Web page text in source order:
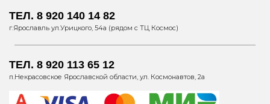
ТЕЛ. 8 920 140 14 82
г.Ярославль ул.Урицкого, 54а (рядом с ТЦ Космос)
ТЕЛ. 8 920 113 65 12
п.Некрасовское Ярославской области, ул. Космонавтов, 2а